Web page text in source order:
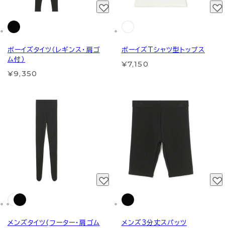
ボーイズタイツ（レギンス・肩ゴ
ム付）
¥9,350
ボーイズTシャツ型トップス
¥7,150
メンズタイツ(フーター・肩ゴム
メンズ3分丈スパッツ